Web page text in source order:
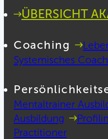
ÜBERSICHT
Coaching
Systemisches
Mentaltrainer
Ausbildung
Practitioner